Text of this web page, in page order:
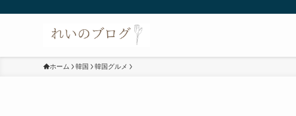
ホーム 韓国 韓国グルメ